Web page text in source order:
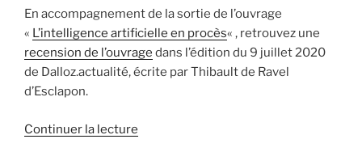
En accompagnement de la sortie de l’ouvrage
« L’intelligence artificielle en procès« , retrouvez une
recension de l’ouvrage dans l’édition du 9 juillet 2020
de Dalloz.actualité, écrite par Thibault de Ravel
d’Esclapon.
Continuer la lecture